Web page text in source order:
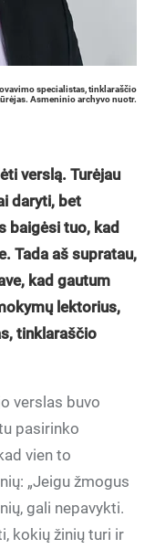
specialistas, tinklaraščio
Asmeninio archyvo nuotr.
verslą. Turėjau
daryti, bet
baigėsi tuo, kad
Tada aš supratau,
kad gautum
lektorius,
tinklaraščio
verslas buvo
pasirinko
vien to
„Jeigu žmogus
gali nepavykti.
kokių žinių turi ir